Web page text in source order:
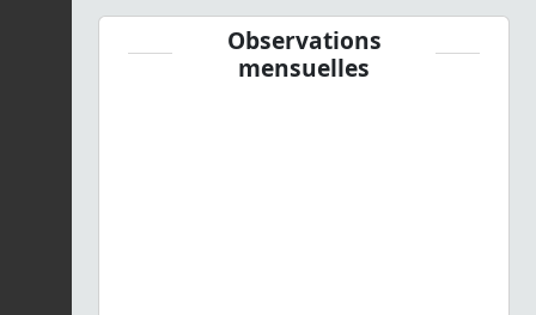
Observations
mensuelles